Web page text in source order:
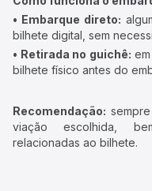
• Embarque direto:
bilhete digital, sem
• Retirada no guichê:
bilhete físico antes do
Recomendação:
viação escolhida,
relacionadas ao bilhete.